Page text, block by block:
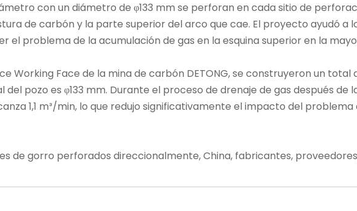
con un diámetro de φ133 mm se perforan en cada sitio de
de carbón y la parte superior del arco que cae. El proyecto ayudó a
el problema de la acumulación de gas en la esquina superior en la
Working Face de la mina de carbón DETONG, se construyeron un
del pozo es φ133 mm. Durante el proceso de drenaje de gas después
1,1 m³/min, lo que redujo significativamente el impacto del
de gorro perforados direccionalmente, China, fabricantes,